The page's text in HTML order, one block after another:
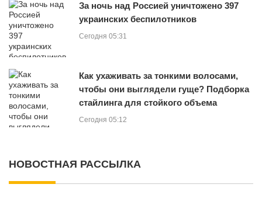
За ночь над Россией уничтожено 397
украинских беспилотников
Сегодня 05:31
Как ухаживать за тонкими волосами,
чтобы они выглядели гуще? Подборка
стайлинга для стойкого объема
Сегодня 05:12
НОВОСТНАЯ РАССЫЛКА